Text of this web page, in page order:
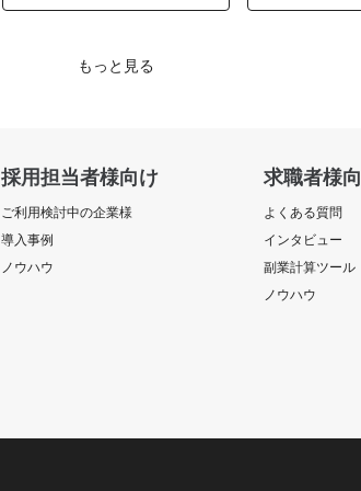
もっと見る
採用担当者様向け
ご利用検討中の企業様
導入事例
ノウハウ
求職者様
よくある質問
インタビュー
副業計算ツール
ノウハウ